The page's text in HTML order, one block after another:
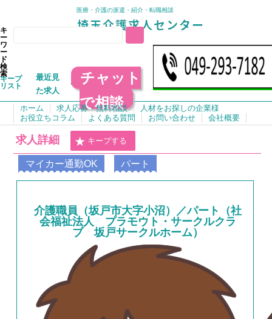
医療・介護の派遣・紹介・転職相談
キ
ー
ワ
ー
ド
検
索
キープ
リスト
最近見
た求人
チャット
で相談
ホーム 求人応募・無料相談
人材をお探しの企業様
お役立ちコラム
よくある質問 お問い合わせ 会社概要
求人詳細 キープする
マイカー通勤OK パート
介護職員（坂戸市大字小沼）／パート（社
会福祉法人 プラモウト・サークルクラ
ブ 坂戸サークルホーム）